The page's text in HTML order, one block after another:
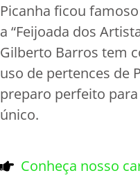
Picanha ficou
a “Feijoada dos
Gilberto Barros tem
uso de pertences de
preparo perfeito
único.
Conheça nosso